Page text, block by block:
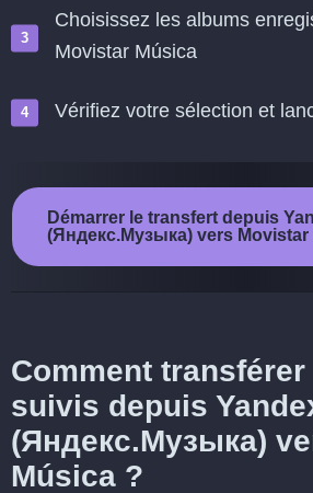
Choisissez les albums
Movistar Música
Vérifiez votre sélection et
Démarrer le transfert depuis
(Яндекс.Музыка) vers Movistar
Comment
suivis depuis
(Яндекс.Музыка)
Música ?